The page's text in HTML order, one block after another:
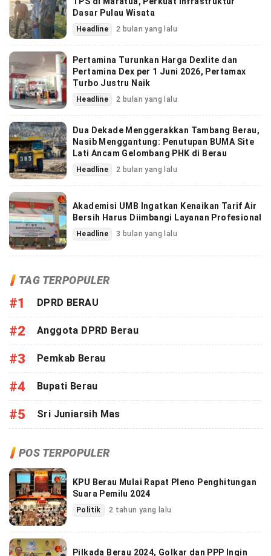
Dasar Pulau Wisata
Headline 2 bulan yang lalu
Pertamina Turunkan Harga Dexlite dan
Pertamina Dex per 1 Juni 2026, Pertamax
Turbo Justru Naik
Headline 2 bulan yang lalu
Dua Dekade Menggerakkan Tambang Berau,
Nasib Menggantung: Penutupan BUMA Site
Lati Ancam Gelombang PHK di Berau
Headline 2 bulan yang lalu
Akademisi UMB Ingatkan Kenaikan Tarif Air
Bersih Harus Diimbangi Layanan Profesional
Headline 3 bulan yang lalu
TAG TERPOPULER
#1 DPRD BERAU
#2 Anggota DPRD Berau
#3 Pemkab Berau
#4 Bupati Berau
#5 Sri Juniarsih Mas
POS TERPOPULER
KPU Berau Mulai Rapat Pleno Penghitungan
Suara Pemilu 2024
Politik 2 tahun yang lalu
Pilkada Berau 2024, Golkar dan PPP Ingin